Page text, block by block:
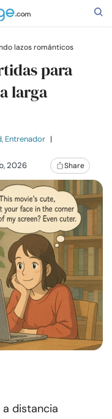
lazos románticos
para
larga
Entrenador |
2026 Share
a distancia